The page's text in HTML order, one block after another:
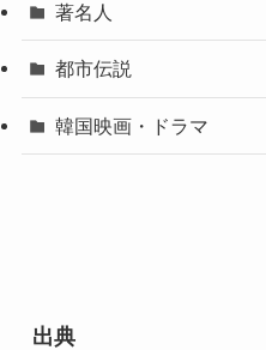
著名人
都市伝説
韓国映画・ドラマ
出典